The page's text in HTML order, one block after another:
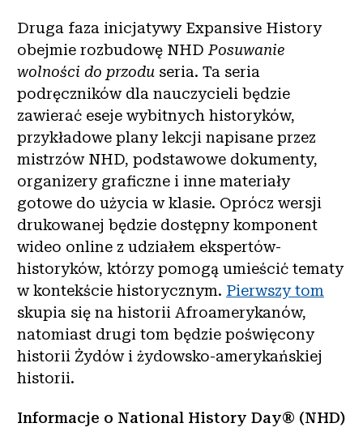
Druga faza inicjatywy Expansive History
obejmie rozbudowę NHD Posuwanie
wolności do przodu seria. Ta seria
podręczników dla nauczycieli będzie
zawierać eseje wybitnych historyków,
przykładowe plany lekcji napisane przez
mistrzów NHD, podstawowe dokumenty,
organizery graficzne i inne materiały
gotowe do użycia w klasie. Oprócz wersji
drukowanej będzie dostępny komponent
wideo online z udziałem ekspertów-
historyków, którzy pomogą umieścić tematy
w kontekście historycznym. Pierwszy tom
skupia się na historii Afroamerykanów,
natomiast drugi tom będzie poświęcony
historii Żydów i żydowsko-amerykańskiej
historii.
Informacje o National History Day® (NHD)